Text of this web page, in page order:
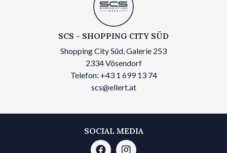
SCS - SHOPPING CITY SÜD
Shopping City Süd, Galerie 253
2334 Vösendorf
Telefon: +43 1 699 13 74
scs@ellert.at
SOCIAL MEDIA